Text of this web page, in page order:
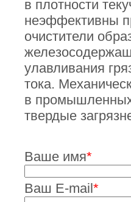
в плотности
неэффективны
очистители
улавливания
тока.
в
твердые
Ваше имя*
Ваш E-mail *